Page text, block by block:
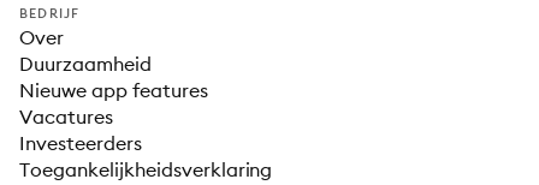
BEDRIJF
Over
Duurzaamheid
Nieuwe app features
Vacatures
Investeerders
Toegankelijkheidsverklaring